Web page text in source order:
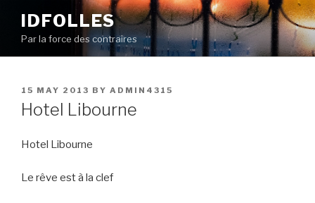
content
IDFOLLES
Par la force des contraires
POSTED
ON
15 MAY 2013 BY ADMIN4315
Hotel Libourne
Hotel Libourne
Le rêve est à la clef